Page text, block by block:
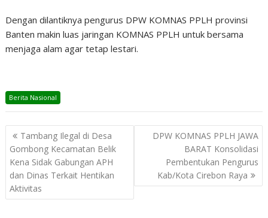
Dengan dilantiknya pengurus DPW KOMNAS PPLH provinsi
Banten makin luas jaringan KOMNAS PPLH untuk bersama
menjaga alam agar tetap lestari.
Berita Nasional
Post
navigation
Tambang Ilegal di Desa
Gombong Kecamatan Belik
Kena Sidak Gabungan APH
dan Dinas Terkait Hentikan
Aktivitas
DPW KOMNAS PPLH JAWA
BARAT Konsolidasi
Pembentukan Pengurus
Kab/Kota Cirebon Raya